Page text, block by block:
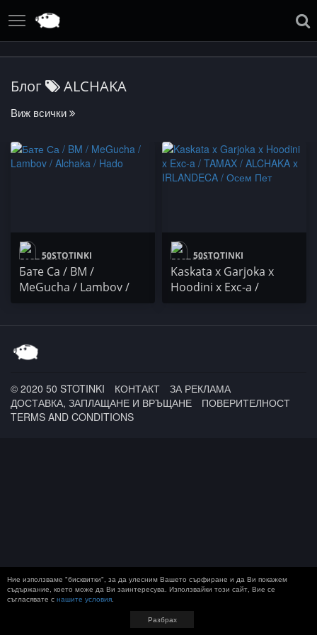
Блог ALCHAKA
Виж всички
50STOTINKI
Бате Са / BM /
MeGucha / Lambov /
50STOTINKI
Kaskata x Garjoka x
Hoodini x Exc-a /
© 2020 50 STOTINKI КОНТАКТ
ЗА РЕКЛАМА
ДОСТАВКА, ЗАПЛАЩАНЕ И ВРЪЩАНЕ
ПОВЕРИТЕЛНОСТ
TERMS AND CONDITIONS
Ние използваме "бисквитки", за да улесним Вашето сърфиране и да Ви покажем
съдържание, което може да Ви заинтересува. Използвайки този сайт, Вие се
съгласявате с нашите условия.
Разбрах